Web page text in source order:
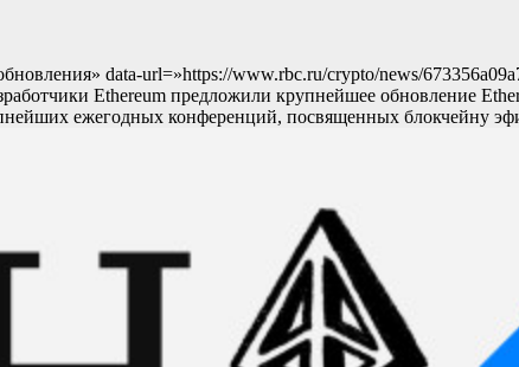
data-url=»https://www.rbc.ru/crypto/news/
Ethereum предложили крупнейшее обновление
ежегодных конференций, посвященных блокчейну